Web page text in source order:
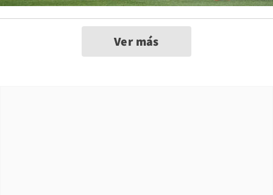
Ver más